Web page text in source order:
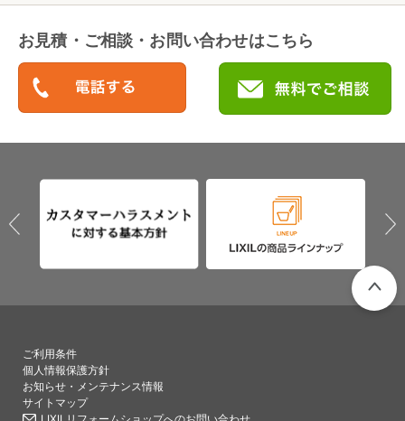
お見積・ご相談・お問い合わせはこちら
ご利用条件
個人情報保護方針
お知らせ・メンテナンス情報
サイトマップ